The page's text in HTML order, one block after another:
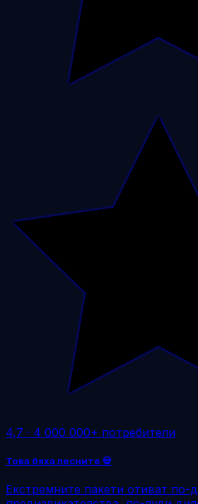
4,7 · 4 000 000+ потребители
Това бяха лесните 💀
Екстремните пакети отиват по-